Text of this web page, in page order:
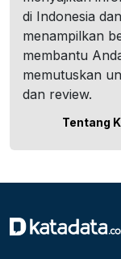
di Indonesia
menampilkan
membantu
memutuskan
dan review.
Tentang